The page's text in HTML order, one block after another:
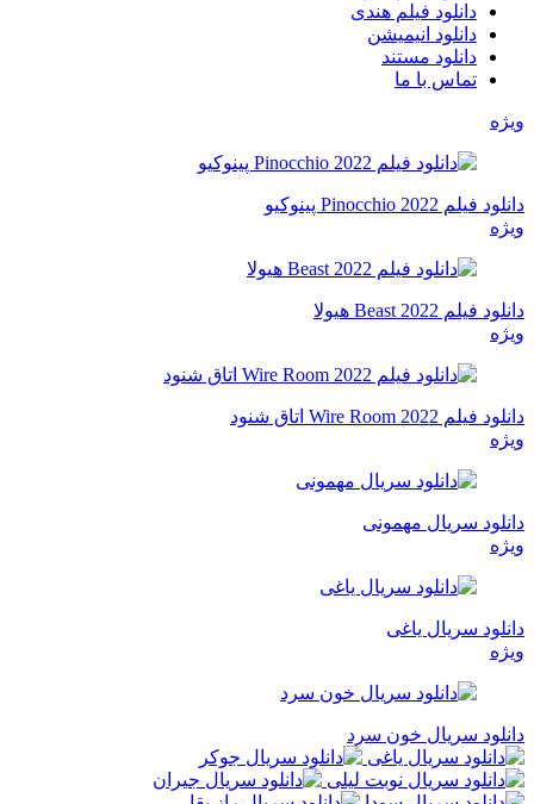
دانلود فیلم هندی
دانلود انیمیشن
دانلود مستند
تماس با ما
ویژه
دانلود فیلم Pinocchio 2022 پینوکیو
ویژه
دانلود فیلم Beast 2022 هیولا
ویژه
دانلود فیلم Wire Room 2022 اتاق شنود
ویژه
دانلود سریال مهمونی
ویژه
دانلود سریال یاغی
ویژه
دانلود سریال خون سرد